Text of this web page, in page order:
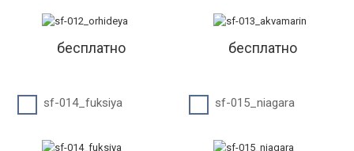
бесплатно бесплатно
sf-014_fuksiya sf-015_niagara